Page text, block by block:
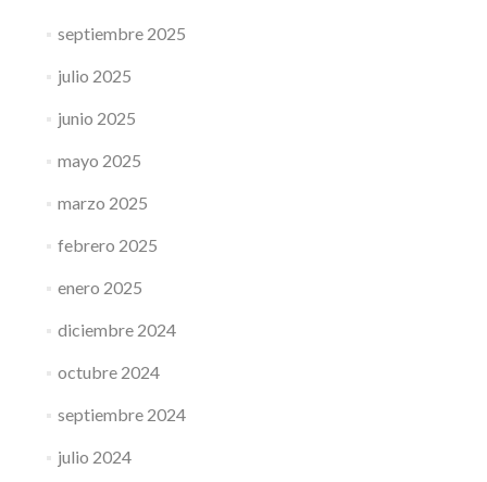
septiembre 2025
julio 2025
junio 2025
mayo 2025
marzo 2025
febrero 2025
enero 2025
diciembre 2024
octubre 2024
septiembre 2024
julio 2024